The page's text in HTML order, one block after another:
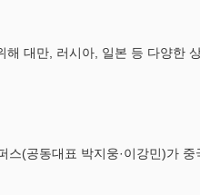
대만, 러시아, 일본 등 다양한
(공동대표 박지웅·이강민)가